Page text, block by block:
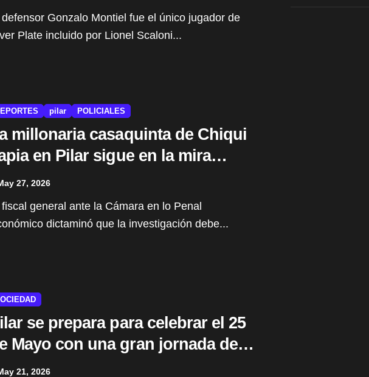
Plate incluido por Lionel Scaloni...
pilar POLICIALES
millonaria casaquinta de Chiqui
en Pilar sigue en la mira
27, 2026
dictaminó que la investigación debe...
se prepara para celebrar el 25
Mayo con una gran jornada de
Patria”
21, 2026